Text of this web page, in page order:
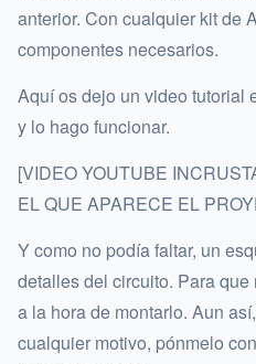
anterior. Con cualquier kit de
componentes necesarios.
Aquí os dejo un video tutorial
y lo hago funcionar.
[VIDEO YOUTUBE
EL QUE APARECE EL
Y como no podía faltar, un
detalles del circuito. Para
a la hora de montarlo. Aun
cualquier motivo, pónmelo